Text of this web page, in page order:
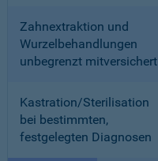
Zahnextraktion und
Wurzelbehandlungen
unbegrenzt mitversichert
Kastration/Sterilisation
bei bestimmten,
festgelegten Diagnosen